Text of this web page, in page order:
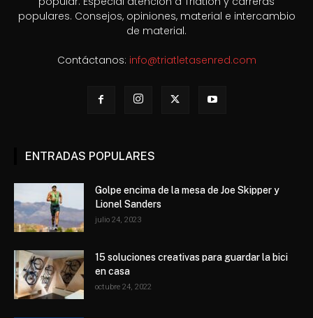
populares. Consejos, opiniones, material e intercambio
de material.
Contáctanos: info@triatletasenred.com
ENTRADAS POPULARES
Golpe encima de la mesa de Joe Skipper y
Lionel Sanders
julio 24, 2023
15 soluciones creativas para guardar la bici
en casa
octubre 24, 2022